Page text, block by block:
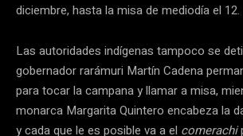
diciembre, hasta la misa de mediodía el 12.
Las autoridades indígenas tampoco se
gobernador rarámuri Martín Cadena
para tocar la campana y llamar a misa,
monarca Margarita Quintero encabeza la
y cada que le es posible va a el comerachi